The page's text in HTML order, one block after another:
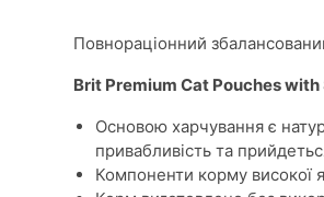
Повнораціонний
Brit Premium Cat Pouches with
Основою харчування є
привабливість та
Компоненти корму високої